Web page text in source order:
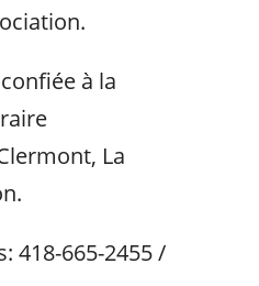
à la
La
418-665-2455 /